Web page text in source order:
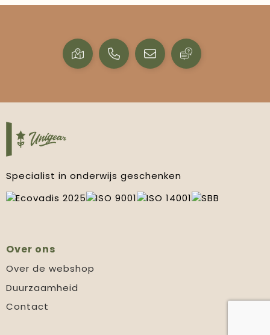
Specialist in onderwijs geschenken
Over ons
Over de webshop
Duurzaamheid
Contact